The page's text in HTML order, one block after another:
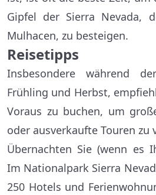
Gipfel der Sierra Nevada,
Mulhacen, zu besteigen.
Reisetipps
Insbesondere während
Frühling und Herbst,
Voraus zu buchen, um
oder ausverkaufte Touren zu
Übernachten Sie (wenn es
Im Nationalpark Sierra
250 Hotels und